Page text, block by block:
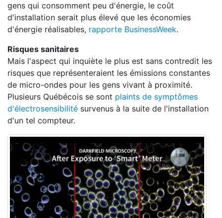
gens qui consomment peu d'énergie, le coût
d'installation serait plus élevé que les économies
d'énergie réalisables, rapporte BusinessWeek.
Risques sanitaires
Mais l'aspect qui inquiète le plus est sans contredit les
risques que représenteraient les émissions constantes
de micro-ondes pour les gens vivant à proximité.
Plusieurs Québécois se sont plaints de symptômes
d'électrosensibilité survenus à la suite de l'installation
d'un tel compteur.